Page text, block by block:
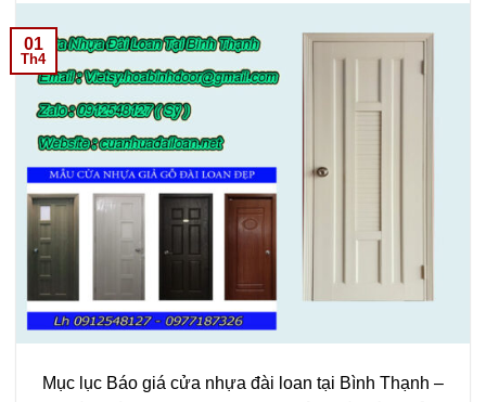
01
Th4
Mục lục Báo giá cửa nhựa đài loan tại Bình Thạnh –